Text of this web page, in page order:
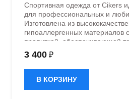
Спортивная одежда от Cikers
для профессиональных и
Изготовлена из
гипоаллергенных материалов
пропиткой, обеспечивающей
быстрое влагоотведение.
эластичностью в 5
дизайном.
3 400 ₽
В КОРЗИНУ